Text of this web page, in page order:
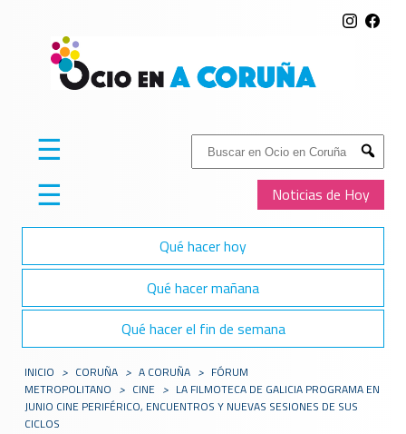
Buscar:
Submit
Noticias de Hoy
☰
☰
Qué hacer hoy
Qué hacer mañana
Qué hacer el fin de semana
INICIO > CORUÑA > A CORUÑA > FÓRUM
METROPOLITANO > CINE > LA FILMOTECA DE GALICIA PROGRAMA EN
JUNIO CINE PERIFÉRICO, ENCUENTROS Y NUEVAS SESIONES DE SUS
CICLOS